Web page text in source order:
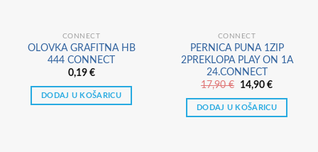
CONNECT
OLOVKA GRAFITNA HB
444 CONNECT
0,19 €
DODAJ U KOŠARICU
CONNECT
PERNICA PUNA 1ZIP
2PREKLOPA PLAY ON 1A
24.CONNECT
17,90€
Izvorna
bila
je:
14,90€Trenutna
je:
14,90 €.
DODAJ U KOŠARICU